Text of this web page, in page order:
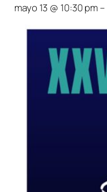
mayo 13 @ 10:30 pm–